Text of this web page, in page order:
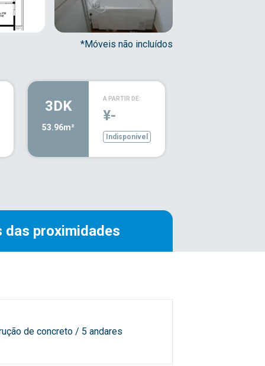
*Móveis não incluídos
3DK
53.96m²
A PARTIR DE:
¥-
Indisponível
proximidades
de concreto / 5 andares